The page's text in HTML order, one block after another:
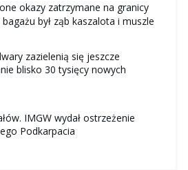
okazy zatrzymane na granicy
był ząb kaszalota i muszle
zazielenią się jeszcze
blisko 30 tysięcy nowych
IMGW wydał ostrzeżenie
Podkarpacia